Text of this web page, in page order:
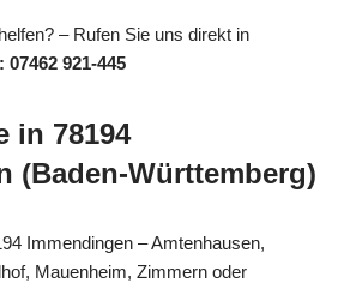
– Rufen Sie uns direkt in
07462 921-445
in 78194
(Baden-Württemberg)
Immendingen – Amtenhausen,
Mauenheim, Zimmern oder